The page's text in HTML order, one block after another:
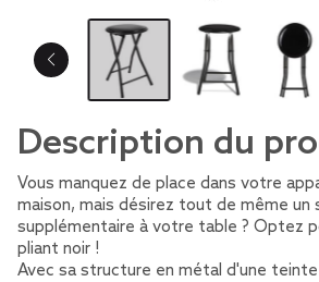
Description du
Vous manquez de place dans votre
maison, mais désirez tout de même un
supplémentaire à votre table ? Optez
pliant noir !
Avec sa structure en métal d'une